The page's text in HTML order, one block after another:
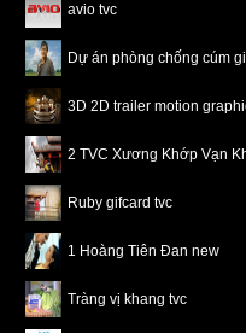
avio tvc
Dự án phòng chống cúm
3D 2D trailer motion
2 TVC Xương Khớp Vạn
Ruby gifcard tvc
1 Hoàng Tiên Đan new
Tràng vị khang tvc